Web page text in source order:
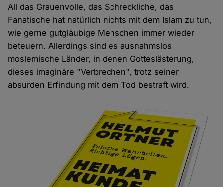
All das Grauenvolle, das Schreckliche, das
Fanatische hat natürlich nichts mit dem Islam zu tun,
wie gerne gutgläubige Menschen immer wieder
beteuern. Allerdings sind es ausnahmslos
moslemische Länder, in denen Gotteslästerung,
dieses imaginäre "Verbrechen", trotz seiner
absurden Erfindung mit dem Tod bestraft wird.